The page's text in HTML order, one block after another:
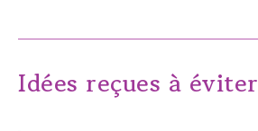
Idées reçues à éviter